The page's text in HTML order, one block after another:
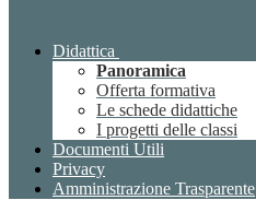
Didattica
Panoramica
Offerta formativa
Le schede didattiche
I progetti delle classi
Documenti Utili
Privacy
Amministrazione Trasparente